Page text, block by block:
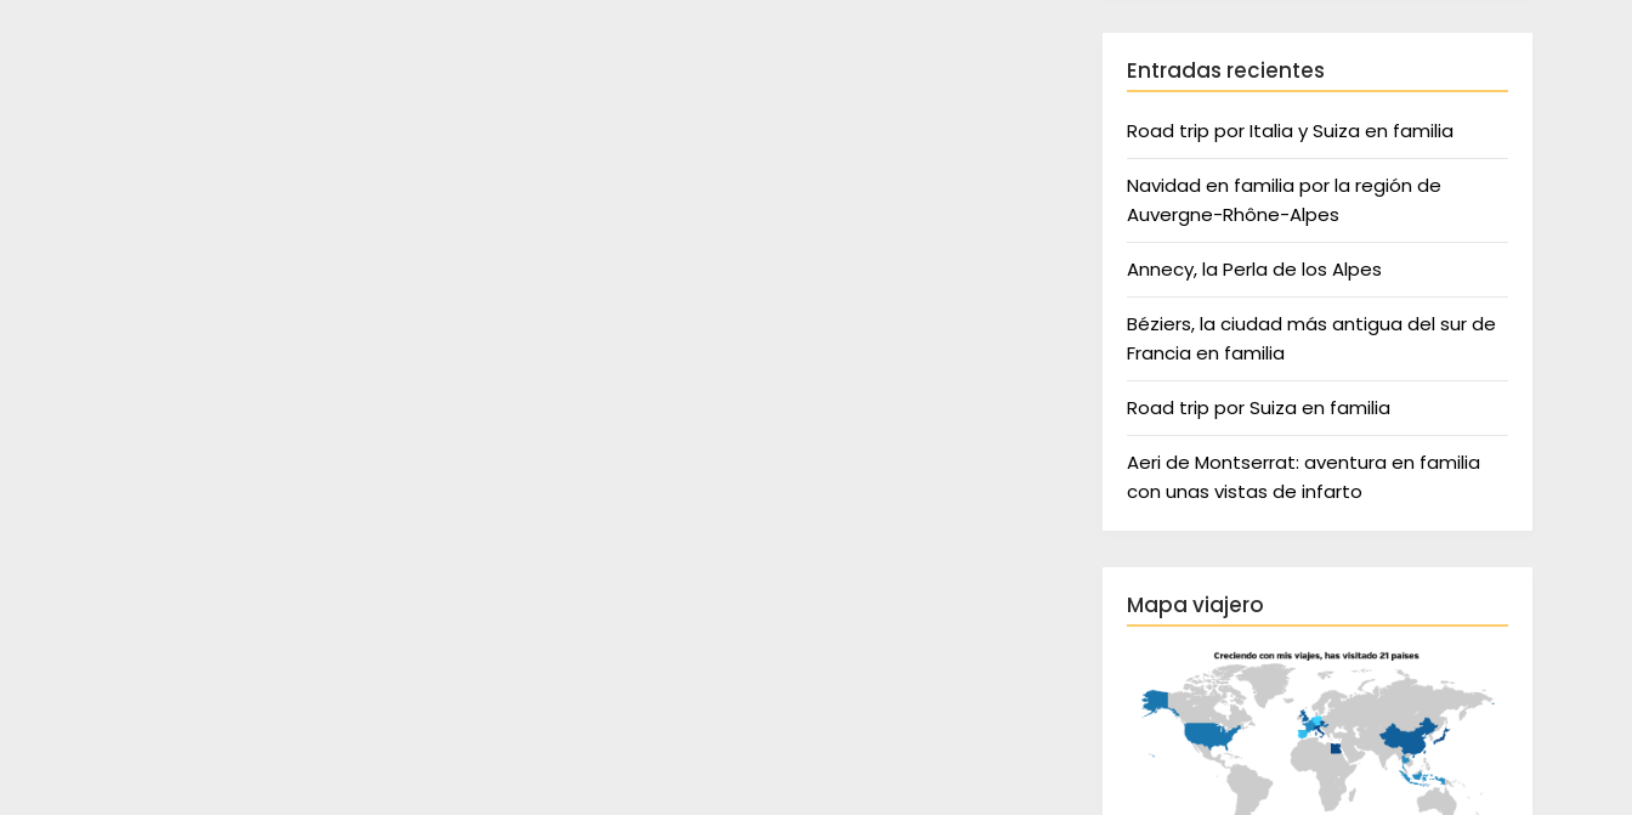
Entradas recientes
Road trip por Italia y Suiza en familia
Navidad en familia por la región de
Auvergne-Rhône-Alpes
Annecy, la Perla de los Alpes
Béziers, la ciudad más antigua del sur de
Francia en familia
Road trip por Suiza en familia
Aeri de Montserrat: aventura en familia
con unas vistas de infarto
Mapa viajero